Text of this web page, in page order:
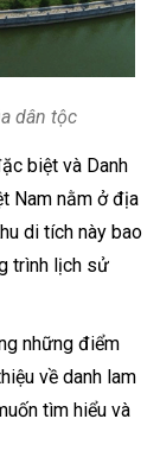
dân tộc
biệt và Danh
Nam nằm ở địa
di tích này bao
trình lịch sử
những điểm
về danh lam
tìm hiểu và